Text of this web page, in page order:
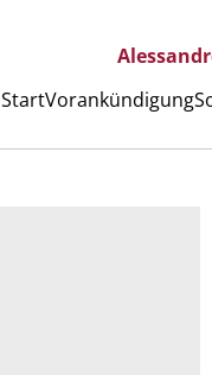
StartVorankündigung